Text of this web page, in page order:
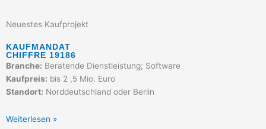
Neuestes Kaufprojekt
KAUFMANDAT
CHIFFRE 19186
Branche: Beratende Dienstleistung; Software
Kaufpreis: bis 2 ,5 Mio. Euro
Standort: Norddeutschland oder Berlin
Weiterlesen »